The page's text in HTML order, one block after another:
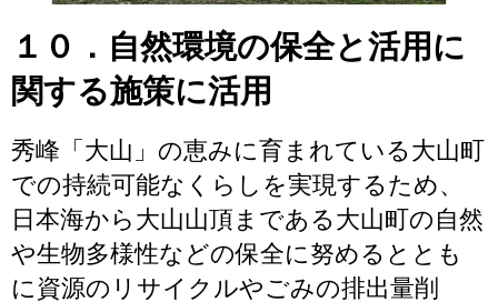
１０．自然環境の保全と活用に
関する施策に活用
秀峰「大山」の恵みに育まれている大山町
での持続可能なくらしを実現するため、
日本海から大山山頂まである大山町の自然
や生物多様性などの保全に努めるととも
に資源のリサイクルやごみの排出量削